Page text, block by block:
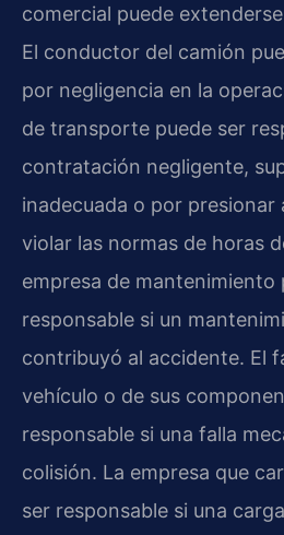
comercial puede
El conductor del camión
por negligencia en la
de transporte puede ser
contratación negligente,
inadecuada o por presionar
violar las normas de horas
empresa de mantenimiento
responsable si un
contribuyó al accidente. El
vehículo o de sus
responsable si una falla
colisión. La empresa que
ser responsable si una